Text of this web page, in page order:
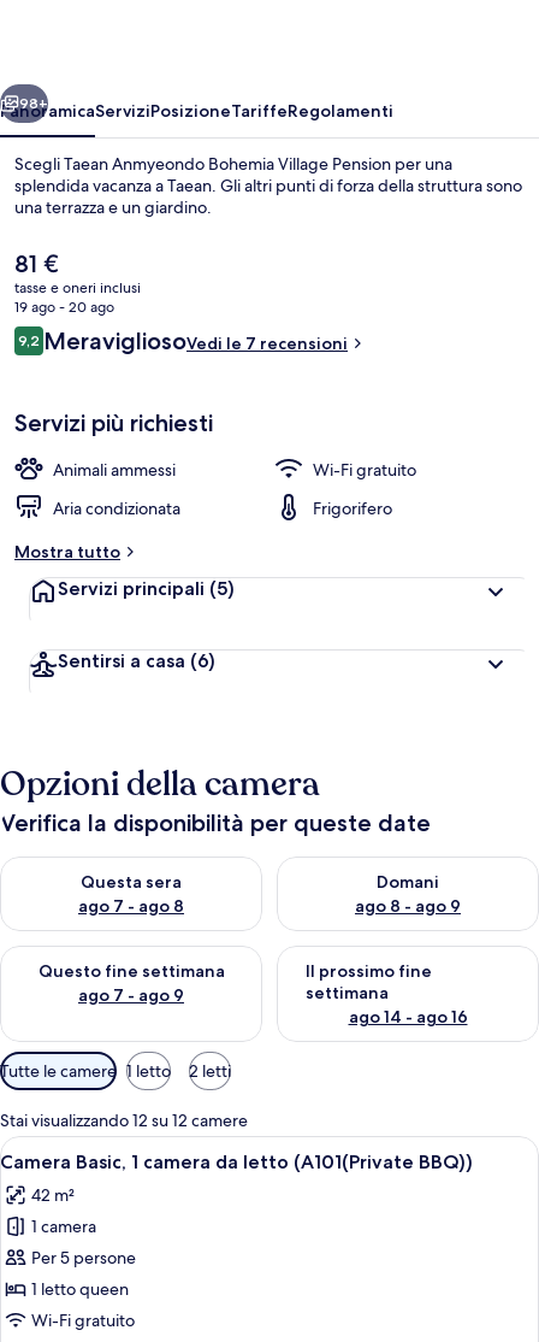
Avanti
98+
PanoramicaServiziPosizioneTariffeRegolamenti
Scegli Taean Anmyeondo Bohemia Village Pension per una
splendida vacanza a Taean. Gli altri punti di forza della struttura sono
una terrazza e un giardino.
Il
prezzo
attuale
è
81 €
81 €
tasse e oneri inclusi
19 ago - 20 ago
Recensioni
9,29,2 su 10
MeravigliosoVedi le 7 recensioni
Servizi più richiesti
Animali ammessi
Wi-Fi gratuito
Aria condizionata
Frigorifero
Mostra tutto
Servizi principali (5)
Sentirsi a casa (6)
Opzioni della camera
Verifica la disponibilità per queste date
Questa sera
ago 7 - ago 8
Verifica la disponibilità per questa sera, ago 7 - ago 8
Domani
ago 8 - ago 9
Verifica la disponibilità per
Questo fine settimana
ago 7 - ago 9
Verifica la disponibilità per questo fine settimana, ago 7 - ago
Il prossimo fine
settimana
ago 14 - ago 16
Verifica la disponibilità per il
Filtri
disponibili
per
le
camere
Tutte le camere 1 letto 2 letti
Stai visualizzando 12 su 12 camere
Apri
tutte
le
foto
per
Camera
Basic,
Camera Basic, 1 camera da letto
7
Camera Basic, 1 camera da letto (A101(Private BBQ))
42 m²
1 camera
Per 5 persone
1 letto queen
Wi-Fi gratuito